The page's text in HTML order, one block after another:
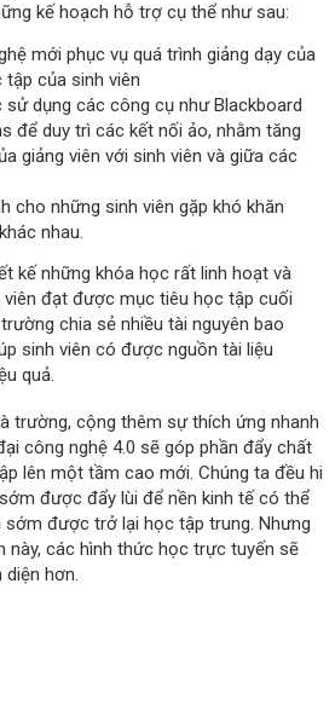
kế hoạch hỗ trợ cụ thể như sau:
mới phục vụ quá trình giảng dạy của
tập của sinh viên
dụng các công cụ như Blackboard
để duy trì các kết nối ảo, nhằm tăng
giảng viên với sinh viên và giữa các
cho những sinh viên gặp khó khăn
nhau.
kế những khóa học rất linh hoạt và
đạt được mục tiêu học tập cuối
chia sẻ nhiều tài nguyên bao
sinh viên có được nguồn tài liệu
quả.
trường, cộng thêm sự thích ứng nhanh
công nghệ 4.0 sẽ góp phần đẩy chất
lên một tầm cao mới. Chúng ta đều hi
được đẩy lùi để nền kinh tế có thể
sớm được trở lại học tập trung. Nhưng
này, các hình thức học trực tuyến sẽ
hơn.